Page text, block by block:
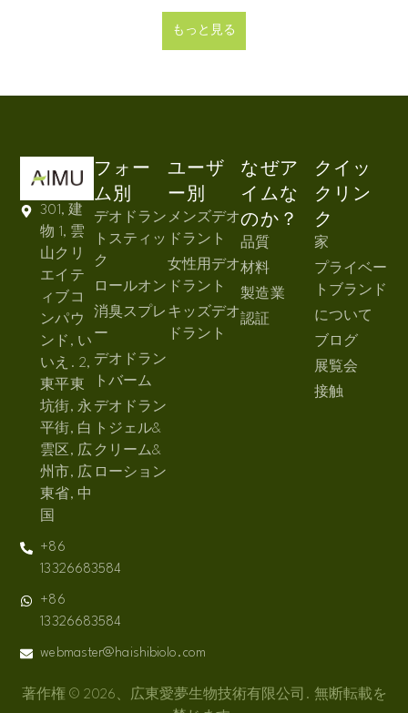
もっと見る
301, 建
物 1, 雲
山クリ
エイテ
ィブコ
ンパウ
ンド, い
いえ. 2,
東平東
坑街, 永
平街, 白
雲区, 広
州市, 広
東省, 中
国
+86
13326683584
+86
13326683584
webmaster@haishibiolo.com
フォー
ム別
デオドラン
トスティッ
ク
ロールオン
消臭スプレ
ー
デオドラン
トバーム
デオドラン
トジェル&
クリーム&
ローション
ユーザ
ー別
メンズデオ
ドラント
女性用デオ
ドラント
キッズデオ
ドラント
なぜア
イムな
のか？
品質
材料
製造業
認証
クイッ
クリン
ク
家
プライベー
トブランド
について
ブログ
展覧会
接触
著作権 © 2026、広東愛夢生物技術有限公司. 無断転載を